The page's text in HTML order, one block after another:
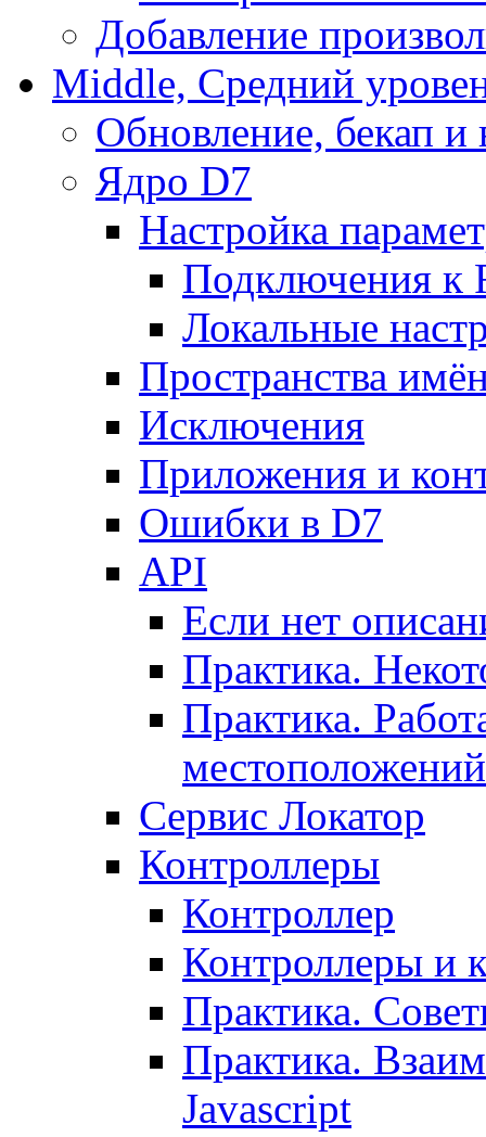
Добавление
Middle, Средний
Обновление, бекап и
Ядро D7
Настройка
Подключения к
Локальные
Пространства
Исключения
Приложения и
Ошибки в D7
API
Если нет
Практика.
Практика.
местоположений
Сервис Локатор
Контроллеры
Контроллер
Контроллеры и
Практика.
Практика.
Javascript